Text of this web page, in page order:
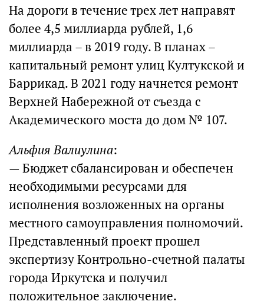
На дороги в течение трех лет направят
более 4,5 миллиарда рублей, 1,6
миллиарда – в 2019 году. В планах –
капитальный ремонт улиц Култукской и
Баррикад. В 2021 году начнется ремонт
Верхней Набережной от съезда с
Академического моста до дом № 107.
Альфия Валиулина:
— Бюджет сбалансирован и обеспечен
необходимыми ресурсами для
исполнения возложенных на органы
местного самоуправления полномочий.
Представленный проект прошел
экспертизу Контрольно-счетной палаты
города Иркутска и получил
положительное заключение.